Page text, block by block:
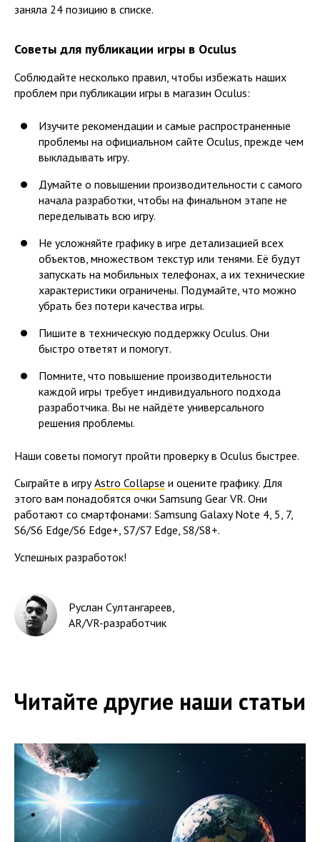
Руслан Султангареев
AR/VR-разработчик
заняла 24 позицию в списке.
Советы для публикации игры в Oculus
Соблюдайте несколько правил, чтобы избежать наших
проблем при публикации игры в магазин Oculus:
Изучите рекомендации и самые распространенные
проблемы на официальном сайте Oculus, прежде чем
выкладывать игру.
Думайте о повышении производительности с самого
начала разработки, чтобы на финальном этапе не
переделывать всю игру.
Не усложняйте графику в игре детализацией всех
объектов, множеством текстур или тенями. Её будут
запускать на мобильных телефонах, а их технические
характеристики ограничены. Подумайте, что можно
убрать без потери качества игры.
Пишите в техническую поддержку Oculus. Они
быстро ответят и помогут.
Помните, что повышение производительности
каждой игры требует индивидуального подхода
разработчика. Вы не найдёте универсального
решения проблемы.
Наши советы помогут пройти проверку в Oculus быстрее.
Сыграйте в игруAstro Collapse и оцените графику. Для
этого вам понадобятся очки Samsung Gear VR. Они
работают со смартфонами: Samsung Galaxy Note 4, 5, 7,
S6/S6 Edge/S6 Edge+, S7/S7 Edge, S8/S8+.
Успешных разработок!
Читайте другие наши статьи